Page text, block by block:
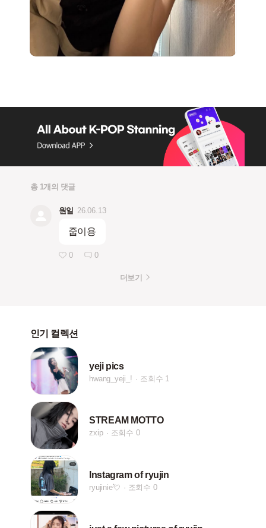
총 1개의 댓글
원일 26.06.13
줍이용
0 0
더보기
인기 컬렉션
yeji pics
hwang_yeji_! 조회수 1
STREAM MOTTO
zxip 조회수 0
Instagram of ryujin
ryujinie💘 조회수 0